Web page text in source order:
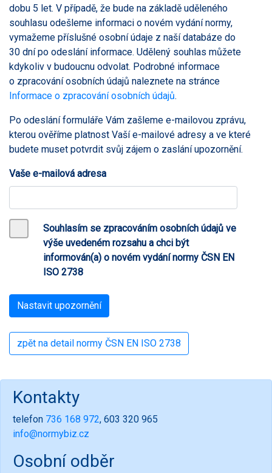
dobu 5 let. V případě, že bude na základě uděleného
souhlasu odešleme informaci o novém vydání normy,
vymažeme příslušné osobní údaje z naší databáze do
30 dní po odeslání informace. Udělený souhlas můžete
kdykoliv v budoucnu odvolat. Podrobné informace
o zpracování osobních údajů naleznete na stránce
Informace o zpracování osobních údajů.
Po odeslání formuláře Vám zašleme e-mailovou zprávu,
kterou ověříme platnost Vaší e-mailové adresy a ve které
budete muset potvrdit svůj zájem o zaslání upozornění.
Vaše e-mailová adresa
Souhlasím se zpracováním osobních údajů ve
výše uvedeném rozsahu a chci být
informován(a) o novém vydání normy ČSN EN
ISO 2738
zpět na detail normy ČSN EN ISO 2738
Kontakty
telefon 736 168 972, 603 320 965
info@normybiz.cz
Osobní odběr